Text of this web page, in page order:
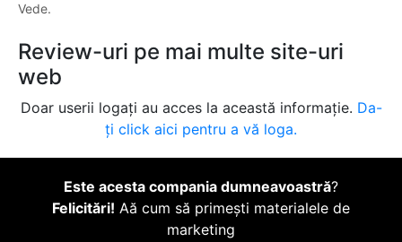
Vede.
Review-uri pe mai multe site-uri
web
Doar userii logați au acces la această informație. Da-
ți click aici pentru a vă loga.
Este acesta compania dumneavoastră?
Felicitări! Aă cum să primești materialele de
marketing